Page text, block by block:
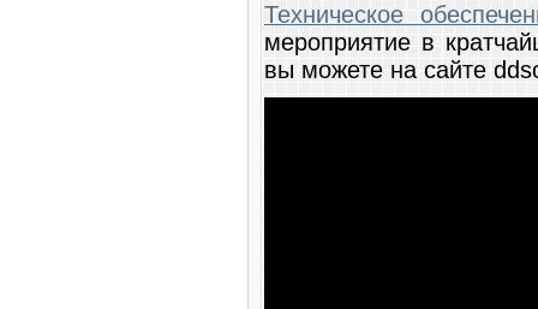
Техническое
мероприятие в
вы можете на сайте